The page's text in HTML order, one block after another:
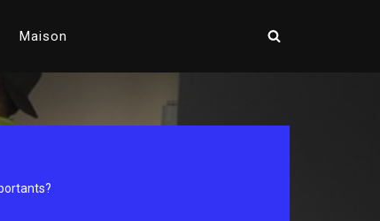
Maison